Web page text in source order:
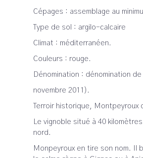
Cépages : assemblage au
Type de sol : argilo-calcaire
Climat : méditerranéen.
Couleurs : rouge.
Dénomination : dénomination
novembre 2011).
Terroir historique, Montpeyroux
Le vignoble situé à 40
nord.
Monpeyroux en tire son nom. Il